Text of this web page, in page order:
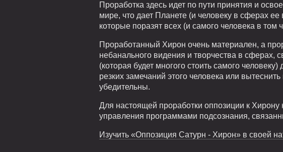
Проработка здесь идет по пути принятия и
мире, что дает Планете (и человеку в сферах
которые поразят всех (и самого человека в том
Проработанный Хирон очень материален, а
небанального видения и творчества в сферах,
(которая будет многого стоить самого
резких замечаний этого человека или
убедительны.
Для настоящей проработки оппозиции к Хирону
управления программами подсознания,
Изучить «Оппозиция Сатурн - Хирон» в своей